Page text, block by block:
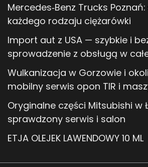
Mercedes‑Benz Trucks
każdego rodzaju ciężarówki
Import aut z USA — szybkie i
sprowadzenie z obsługą w
Wulkanizacja w Gorzowie i
mobilny serwis opon TIR i
Oryginalne części Mitsubishi w
sprawdzony serwis i salon
ETJA OLEJEK LAWENDOWY 10 ML